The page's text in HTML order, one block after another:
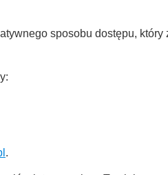
sposobu dostępu,
.